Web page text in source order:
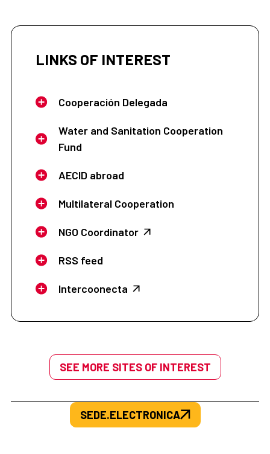
LINKS OF INTEREST
Cooperación Delegada
Water and Sanitation Cooperation
Fund
AECID abroad
Multilateral Cooperation
NGO Coordinator
RSS feed
Intercoonecta
SEE MORE SITES OF INTEREST
SEDE.ELECTRONICA